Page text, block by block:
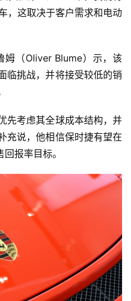
，这取决于客户需求和电动
姆（Oliver Blume）示，该
临挑战，并将接受较低的销
先考虑其全球成本结构，并
充说，他相信保时捷有望在
报率目标。